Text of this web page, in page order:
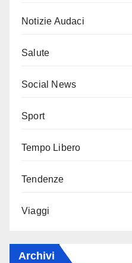
Notizie Audaci
Salute
Social News
Sport
Tempo Libero
Tendenze
Viaggi
Archivi